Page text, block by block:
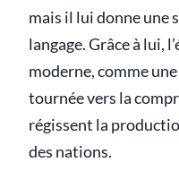
mais il lui donne une
langage. Grâce à lui,
moderne, comme
tournée vers la
régissent la
des nations.